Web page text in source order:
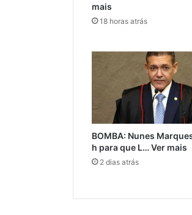
mais
18 horas atrás
BOMBA: Nunes
h para que L… Ver mais
2 dias atrás